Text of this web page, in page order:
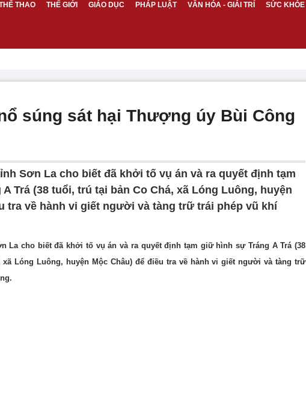
THAO THẾ GIỚI GIÁO DỤC PHÁP LUẬT VĂN HÓA - GIẢI TRÍ SỨC KHỎE
súng sát hại Thượng úy Bùi Công
Sơn La cho biết đã khởi tố vụ án và ra quyết định tạm
Trá (38 tuổi, trú tại bản Co Chá, xã Lóng Luông, huyện
tra về hành vi giết người và tàng trữ trái phép vũ khí
La cho biết đã khởi tố vụ án và ra quyết định tạm giữ hình sự Tráng A Trá (38
Lóng Luông, huyện Mộc Châu) để điều tra về hành vi giết người và tàng trữ